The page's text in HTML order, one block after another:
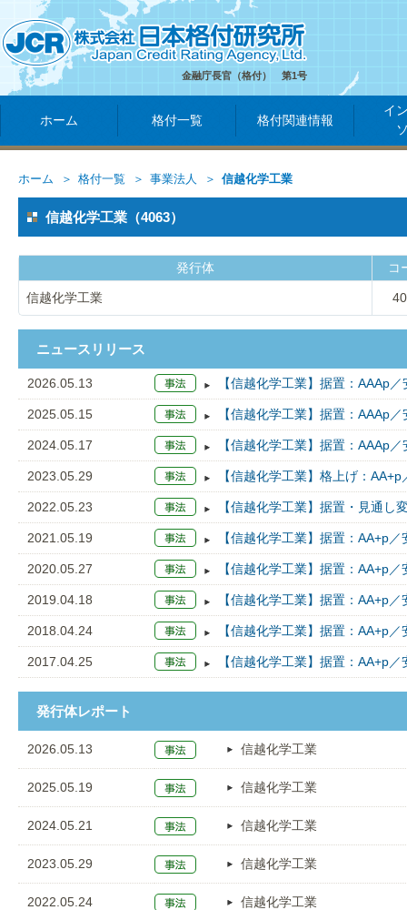
金融庁長官（格付） 第1号
ホーム 格付一覧 格付関連情報
イ
ホーム 格付一覧 事業法人 信越化学工業
信越化学工業（4063）
発行体 コ
信越化学工業
ニュースリリース
2026.05.13 【信越化学工業】据置：AAAp／
2025.05.15 【信越化学工業】据置：AAAp／
2024.05.17 【信越化学工業】据置：AAAp／
2023.05.29 【信越化学工業】格上げ：
2022.05.23 【信越化学工業】据置・見通
2021.05.19 【信越化学工業】据置：AA+p／
2020.05.27 【信越化学工業】据置：AA+p／
2019.04.18 【信越化学工業】据置：AA+p／
2018.04.24 【信越化学工業】据置：AA+p／
2017.04.25 【信越化学工業】据置：AA+p／
発行体レポート
2026.05.13 信越化学工業
2025.05.19 信越化学工業
2024.05.21 信越化学工業
2023.05.29 信越化学工業
2022.05.24 信越化学工業